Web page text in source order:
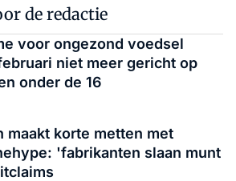
de redactie
voor ongezond voedsel
niet meer gericht op
onder de 16
maakt korte metten met
'fabrikanten slaan munt